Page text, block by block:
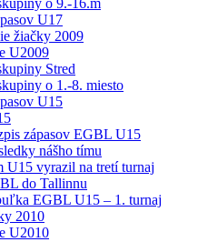
U17
žiačky 2009
U2009
Stred
o 1.-8. miesto
U15
zápasov EGBL U15
nášho tímu
U15 vyrazil na tretí turnaj
do Tallinnu
EGBL U15 – 1. turnaj
2010
U2010